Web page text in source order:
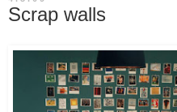
Scrap walls